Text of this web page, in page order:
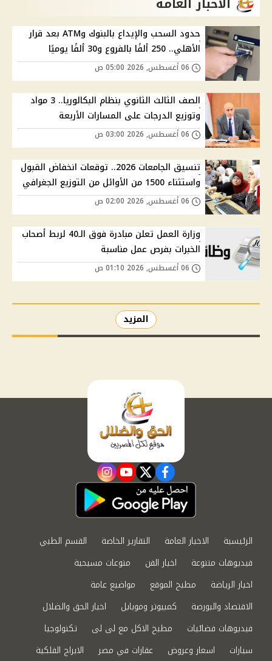
حدود السحب والإيداع بالبنوك وATM بعد قرار
الأهلي.. 250 ألفًا بالفروع و30 ألفًا يوميًا
الصف الثالث الثانوي بنظام البكالوريا.. 3 مواد
وتوزيع الدرجات على المسارات الأربعة
تنسيق الجامعات 2026.. توقعات انخفاض القبول
واستثناء 1500 من الأوائل من التوزيع الجغرافي
وزارة العمل تعلن مبادرة فوق الـ40 لربط أصحاب
الخبرات بفرص عمل مناسبة
المزيد
facebook
twitter
youtube
instagram
الرئيسية الاخبار العامة التقارير الخاصة
القسم الطبي
فيديوهات متنوعة
اخبار الفن
منوعات مسيحية
اخبار الرياضة
مطبخ الموقع
مواضيع عامة
الاقتصاد والبورصة
كمبيوتر وموبايل
اخبار الحق والضلال
فيديوهات فضائيات
مطبخ الاكل مع لى لى
تكنولوجيا
سيارات
اسعار وعروض عقارات في مصر الابراج الفلكية